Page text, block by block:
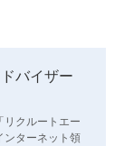
ドバイザー
リクルートエー
ンターネット領